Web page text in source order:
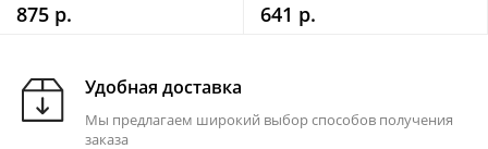
875 р. 641 р.
Удобная доставка
Мы предлагаем широкий выбор способов получения
заказа